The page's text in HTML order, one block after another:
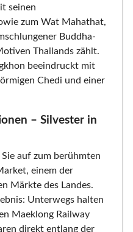
seinen
zum Wat Mahathat,
Buddha-
Thailands zählt.
beeindruckt mit
Chedi und einer
– Silvester in
auf zum berühmten
einem der
Märkte des Landes.
Unterwegs halten
Maeklong Railway
direkt entlang der